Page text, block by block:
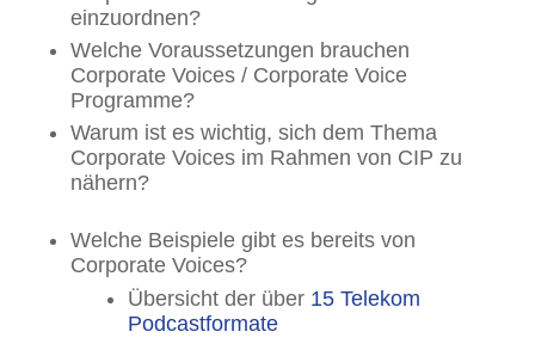
einzuordnen?
Welche Voraussetzungen brauchen
Corporate Voices / Corporate Voice
Programme?
Warum ist es wichtig, sich dem Thema
Corporate Voices im Rahmen von CIP zu
nähern?
Welche Beispiele gibt es bereits von
Corporate Voices?
Übersicht der über 15 Telekom
Podcastformate